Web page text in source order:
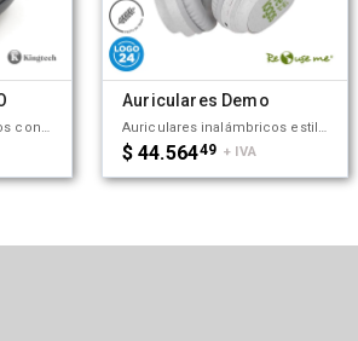
Auriculares Demo
$ 44.56449 + IVA